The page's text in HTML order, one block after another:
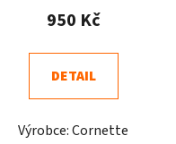
produktu
5,0
z
hvězdiček.
950 Kč
DETAIL
Výrobce: Cornette